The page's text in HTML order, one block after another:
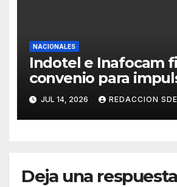
NACIONALES
Indotel e Inafocam
convenio para
transformación
fortalecer formación
JUL 14, 2026 REDACCION
Deja una respuesta